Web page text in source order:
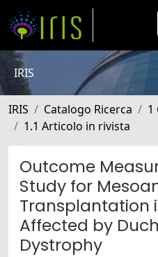
IRIS
IRIS Catalogo Ricerca
1
1.1 Articolo in rivista
Outcome
Study for
Transplantation
Affected by
Dystrophy